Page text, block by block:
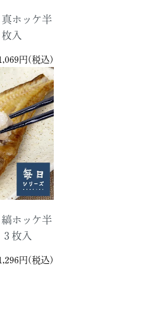
真ホッケ半
入
円(税込)
縞ホッケ半
枚入
円(税込)